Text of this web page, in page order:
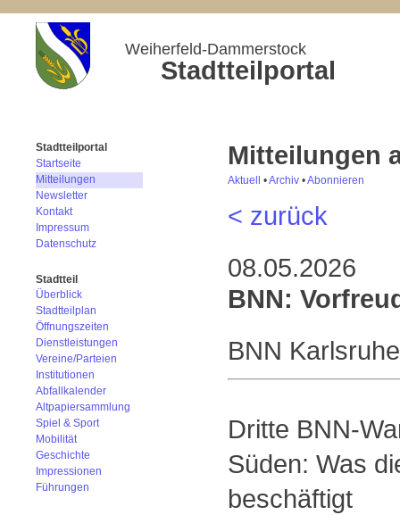
Weiherfeld-Dammerstock
Stadtteilportal
Stadtteilportal
Startseite
Mitteilungen
Newsletter
Kontakt
Impressum
Datenschutz
Stadtteil
Überblick
Stadtteilplan
Öffnungszeiten
Dienstleistungen
Vereine/Parteien
Institutionen
Abfallkalender
Altpapiersammlung
Spiel & Sport
Mobilität
Geschichte
Impressionen
Führungen
Mitteilungen
Aktuell •Archiv •Abonnieren
< zurück
08.05.2026
BNN:
BNN
Dritte BNN-
Süden: Was
beschäftigt